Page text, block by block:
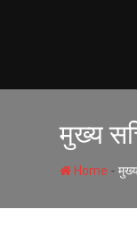
मुख्य
Home -